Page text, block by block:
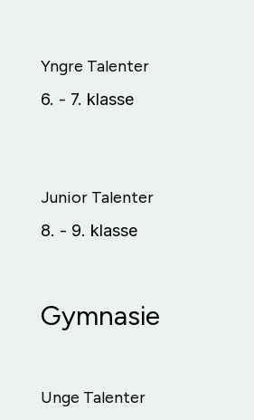
Yngre Talenter
6. - 7. klasse
Junior Talenter
8. - 9. klasse
Gymnasie
Unge Talenter